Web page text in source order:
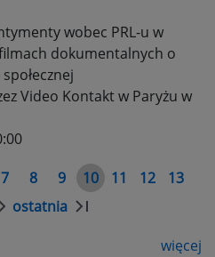
wobec PRL-u w
dokumentalnych o
Video Kontakt w Paryżu w
Strona
7 Strona
8 Strona
9 Strona
10 Strona
11 Strona
12
13
Ostatnia
ostatnia
więcej